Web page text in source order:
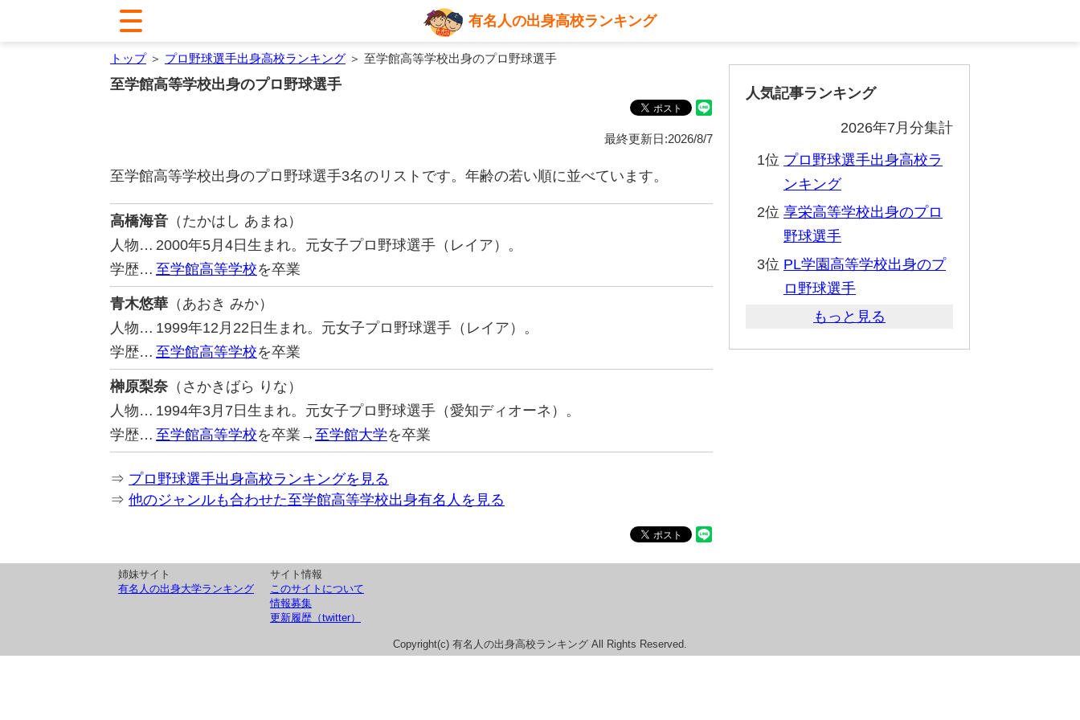
有名人の出身高校ランキング
トップ＞ プロ野球選手出身高校ランキング ＞ 至学館高等学校出身のプロ野球選手
至学館高等学校出身のプロ野球選手
最終更新日:2026/8/7
至学館高等学校出身のプロ野球選手3名のリストです。年齢の若い順に並べています。
高橋海音 （たかはし あまね）
人物… 2000年5月4日生まれ。元女子プロ野球選手（レイア）。
学歴… 至学館高等学校を卒業
青木悠華 （あおき みか）
人物… 1999年12月22日生まれ。元女子プロ野球選手（レイア）。
学歴… 至学館高等学校を卒業
榊原梨奈 （さかきばら りな）
人物… 1994年3月7日生まれ。元女子プロ野球選手（愛知ディオーネ）。
学歴… 至学館高等学校を卒業→ 至学館大学を卒業
⇒ プロ野球選手出身高校ランキングを見る
⇒ 他のジャンルも合わせた至学館高等学校出身有名人を見る
人気記事ランキング
2026年7月分集計
1位 プロ野球選手出身高校ラ
ンキング
2位 享栄高等学校出身のプロ
野球選手
3位 PL学園高等学校出身のプ
ロ野球選手
もっと見る
姉妹サイト
有名人の出身大学ランキング
サイト情報
このサイトについて
情報募集
更新履歴（twitter）
Copyright(c) 有名人の出身高校ランキング All Rights Reserved.